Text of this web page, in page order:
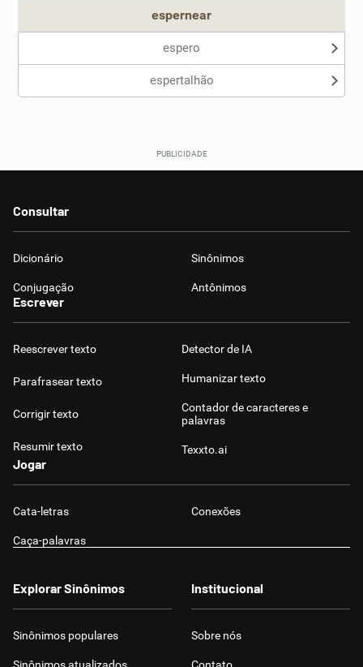
espernear
espero
espertalhão
Consultar
Dicionário Sinônimos
Conjugação Antônimos
Escrever
Reescrever texto
Parafrasear texto
Corrigir texto
Resumir texto
Detector de IA
Humanizar texto
Contador de caracteres e
palavras
Texxto.ai
Jogar
Cata-letras Conexões
Caça-palavras
Explorar Sinônimos
Sinônimos populares
Institucional
Sobre nós